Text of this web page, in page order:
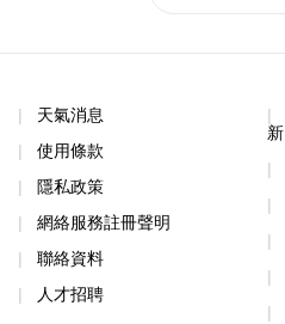
天氣消息
使用條款
隱私政策
網絡服務註冊聲明
聯絡資料
人才招聘
新